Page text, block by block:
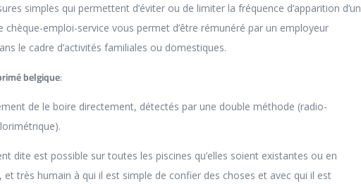
simples qui permettent d’éviter ou de limiter la fréquence d’apparition d’un
chèque-emploi-service vous permet d’être rémunéré par un employeur
le cadre d’activités familiales ou domestiques.
belgique:
de le boire directement, détectés par une double méthode (radio-
dite est possible sur toutes les piscines qu’elles soient existantes ou en
très humain à qui il est simple de confier des choses et avec qui il est